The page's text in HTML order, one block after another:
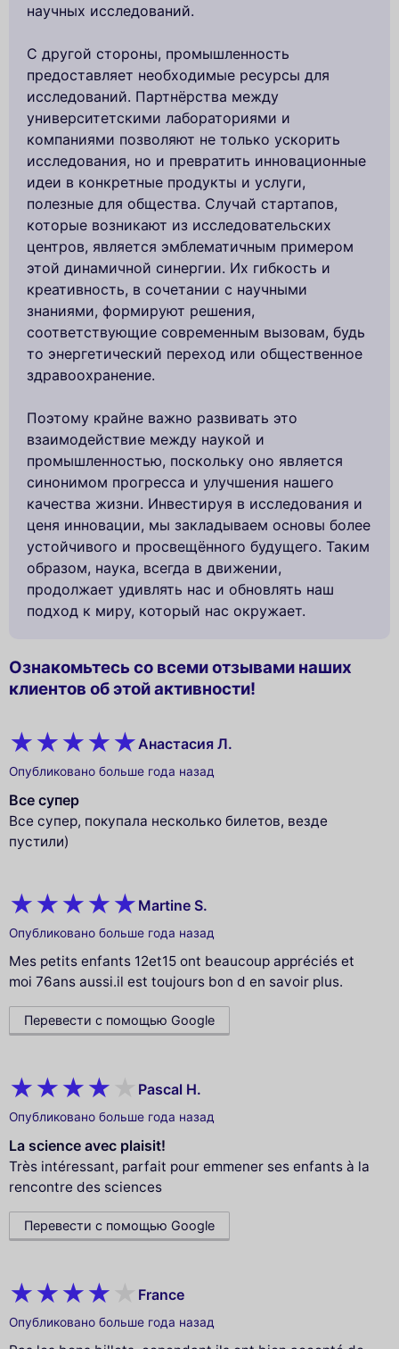
Ознакомьтесь со всеми отзывами наших
клиентов об этой активности!
Анастасия Л.
Опубликовано больше года назад
Все супер
Все супер, покупала несколько билетов, везде
пустили)
Martine S.
Опубликовано больше года назад
Mes petits enfants 12et15 ont beaucoup appréciés et
moi 76ans aussi.il est toujours bon d en savoir plus.
Перевести с помощью Google
Pascal H.
Опубликовано больше года назад
La science avec plaisit!
Très intéressant, parfait pour emmener ses enfants à la
rencontre des sciences
Перевести с помощью Google
France
Опубликовано больше года назад
научных исследований.
С другой стороны, промышленность
предоставляет необходимые ресурсы для
исследований. Партнёрства между
университетскими лабораториями и
компаниями позволяют не только ускорить
исследования, но и превратить инновационные
идеи в конкретные продукты и услуги,
полезные для общества. Случай стартапов,
которые возникают из исследовательских
центров, является эмблематичным примером
этой динамичной синергии. Их гибкость и
креативность, в сочетании с научными
знаниями, формируют решения,
соответствующие современным вызовам, будь
то энергетический переход или общественное
здравоохранение.
Поэтому крайне важно развивать это
взаимодействие между наукой и
промышленностью, поскольку оно является
синонимом прогресса и улучшения нашего
качества жизни. Инвестируя в исследования и
ценя инновации, мы закладываем основы более
устойчивого и просвещённого будущего. Таким
образом, наука, всегда в движении,
продолжает удивлять нас и обновлять наш
подход к миру, который нас окружает.